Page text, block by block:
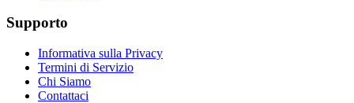
Supporto
Informativa sulla Privacy
Termini di Servizio
Chi Siamo
Contattaci